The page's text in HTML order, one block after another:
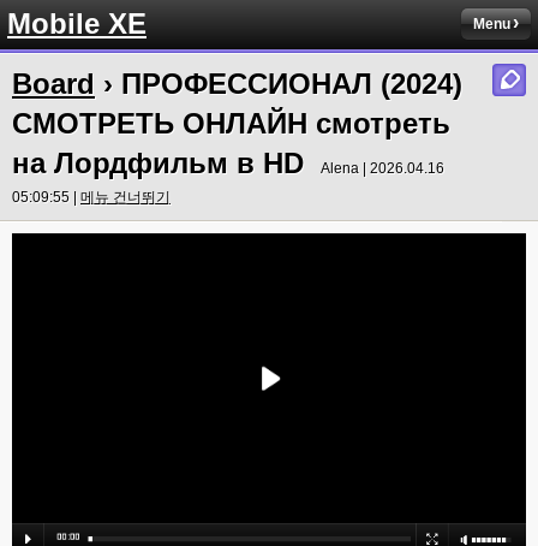
Mobile XE Menu
Board › ПРОФЕССИОНАЛ (2024)
СМОТРЕТЬ ОНЛАЙН смотреть
на Лордфильм в HD
Alena | 2026.04.16
05:09:55 | 메뉴 건너뛰기